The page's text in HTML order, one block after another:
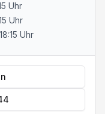
Uhr
Uhr
Uhr